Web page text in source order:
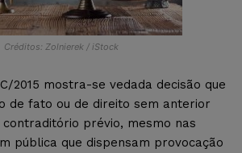
Créditos: Zolnierek / iStock
2015 mostra-se vedada decisão que
de fato ou de direito sem anterior
prévio, mesmo nas
pública que dispensam provocação